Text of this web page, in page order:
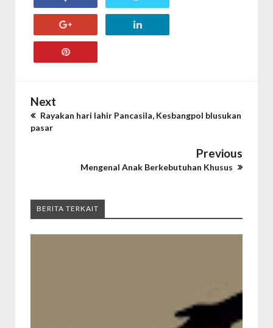
Next
Rayakan hari lahir Pancasila, Kesbangpol blusukan
pasar
Previous
Mengenal Anak Berkebutuhan Khusus
BERITA TERKAIT